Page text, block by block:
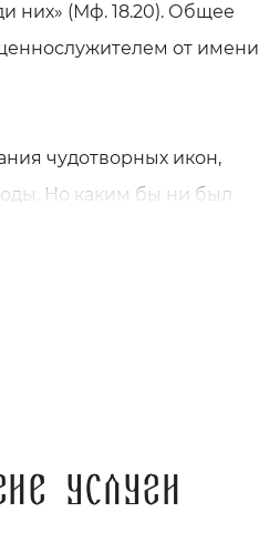
них» (Мф. 18.20). Общее
от имени
чудотворных икон,
Но каким бы ни был
услуги